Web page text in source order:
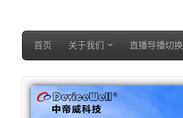
首页 关于我们 直播导播切